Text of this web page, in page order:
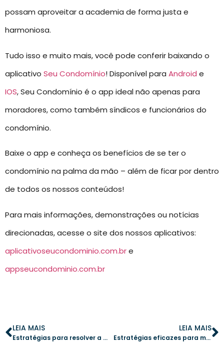
possam aproveitar a academia de forma justa e
harmoniosa.
Tudo isso e muito mais, você pode conferir baixando o
aplicativo Seu Condomínio! Disponível para Android e
IOS, Seu Condomínio é o app ideal não apenas para
moradores, como também síndicos e funcionários do
condomínio.
Baixe o app e conheça os benefícios de se ter o
condomínio na palma da mão – além de ficar por dentro
de todos os nossos conteúdos!
Para mais informações, demonstrações ou notícias
direcionadas, acesse o site dos nossos aplicativos:
aplicativoseucondominio.com.bre
appseucondominio.com.br
LEIA MAIS
Estratégias para resolver a ocupação desordenada das vagas de garagem em condomínios
LEIA MAIS
Estratégias eficazes para melhorar a convivência com vizinhos difíceis no condomínio